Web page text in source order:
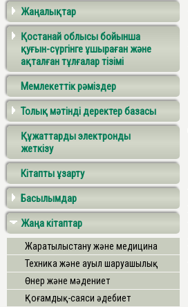
Жаңалықтар
Қостанай облысы бойынша
қуғын-сүргінге ұшыраған және
ақталған тұлғалар тізімі
Мемлекеттік рәміздер
Толық мәтінді деректер базасы
Құжаттарды электронды
жеткізу
Кітапты ұзарту
Басылымдар
Жаңа кітаптар
Жаратылыстану және медицина
Техника және ауыл шаруашылық
Өнер және мәдениет
Қоғамдық-саяси әдебиет